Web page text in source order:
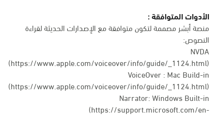
الأدوات المتوافقة :
منصة أبشر مصممة لتكون متوافقة مع الإصدارات الحديثة لقراءة
النصوص:
NVDA
(https://www.apple.com/voiceover/info/guide/_1124.html)
VoiceOver : Mac Build-in
(https://www.apple.com/voiceover/info/guide/_1124.html)
Narrator: Windows Built-in
(https://support.microsoft.com/en-